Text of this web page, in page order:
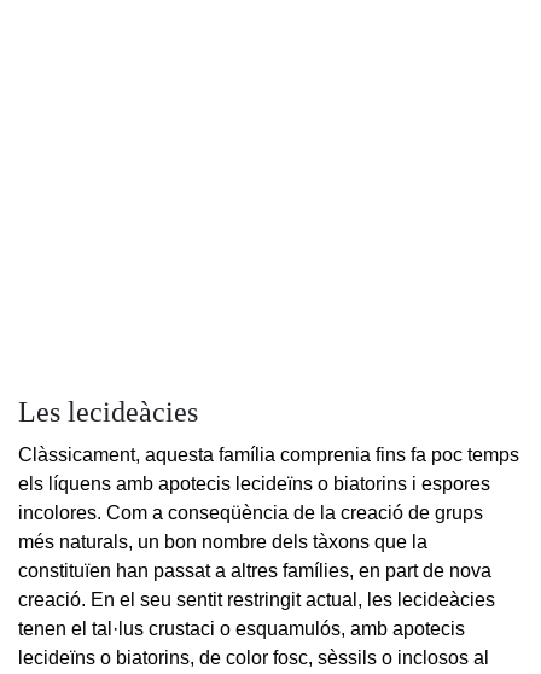
Les lecideàcies
Clàssicament, aquesta família comprenia fins fa poc temps
els líquens amb apotecis lecideïns o biatorins i espores
incolores. Com a conseqüència de la creació de grups
més naturals, un bon nombre dels tàxons que la
constituïen han passat a altres famílies, en part de nova
creació. En el seu sentit restringit actual, les lecideàcies
tenen el tal·lus crustaci o esquamulós, amb apotecis
lecideïns o biatorins, de color fosc, sèssils o inclosos al